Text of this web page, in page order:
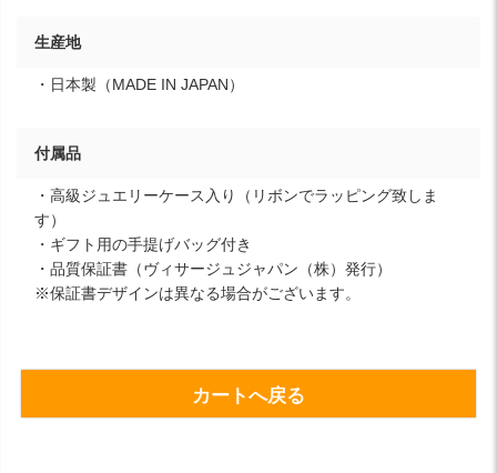
生産地
・日本製（MADE IN JAPAN）
付属品
・高級ジュエリーケース入り（リボンでラッピング致しま
す）
・ギフト用の手提げバッグ付き
・品質保証書（ヴィサージュジャパン（株）発行）
※保証書デザインは異なる場合がございます。
カートへ戻る